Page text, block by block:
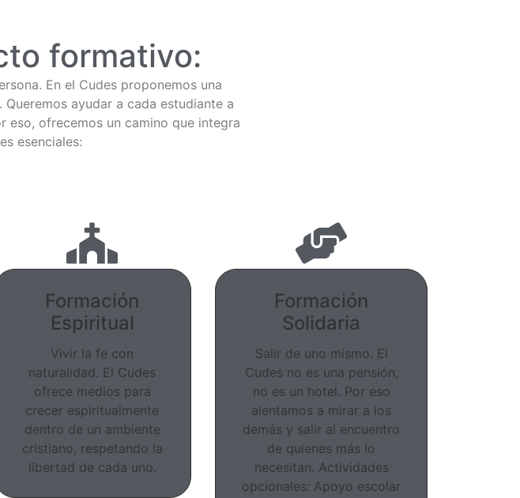
formativo:
En el Cudes proponemos una
ayudar a cada estudiante a
eso, ofrecemos un camino que integra
esenciales:
Formación
Espiritual
Vivir la fe con
naturalidad. El Cudes
ofrece medios para
crecer espiritualmente
dentro de un ambiente
cristiano, respetando la
libertad de cada uno.
Formación
Solidaria
Salir de uno mismo. El
Cudes no es una pensión,
no es un hotel. Por eso
alentamos a mirar a los
demás y salir al encuentro
de quienes más lo
necesitan. Actividades
opcionales: Apoyo escolar